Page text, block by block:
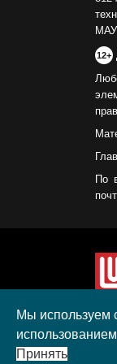
12+
По
Мы используем
Принять